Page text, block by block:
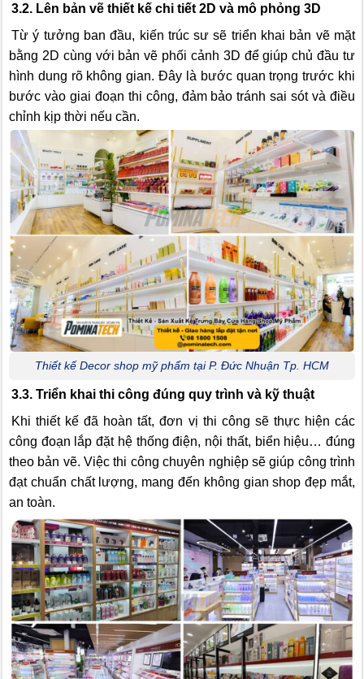
3.2. Lên bản vẽ thiết kế chi tiết 2D và mô phỏng 3D
Từ ý tưởng ban đầu, kiến trúc sư sẽ triển khai bản vẽ mặt
bằng 2D cùng với bản vẽ phối cảnh 3D để giúp chủ đầu tư
hình dung rõ không gian. Đây là bước quan trọng trước khi
bước vào giai đoạn thi công, đảm bảo tránh sai sót và điều
chỉnh kịp thời nếu cần.
Thiết kế Decor shop mỹ phẩm tại P. Đức Nhuận Tp. HCM
3.3. Triển khai thi công đúng quy trình và kỹ thuật
Khi thiết kế đã hoàn tất, đơn vị thi công sẽ thực hiện các
công đoạn lắp đặt hệ thống điện, nội thất, biển hiệu… đúng
theo bản vẽ. Việc thi công chuyên nghiệp sẽ giúp công trình
đạt chuẩn chất lượng, mang đến không gian shop đẹp mắt,
an toàn.